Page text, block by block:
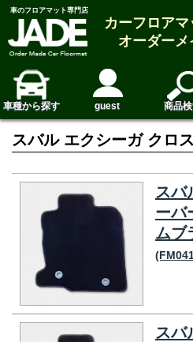
車のフロアマット専門店
カーフロアマ
オーダーメ
車種から探す guest 商品
スバル エクシーガ クロ
スバ
ーバ
ムブ
スバ